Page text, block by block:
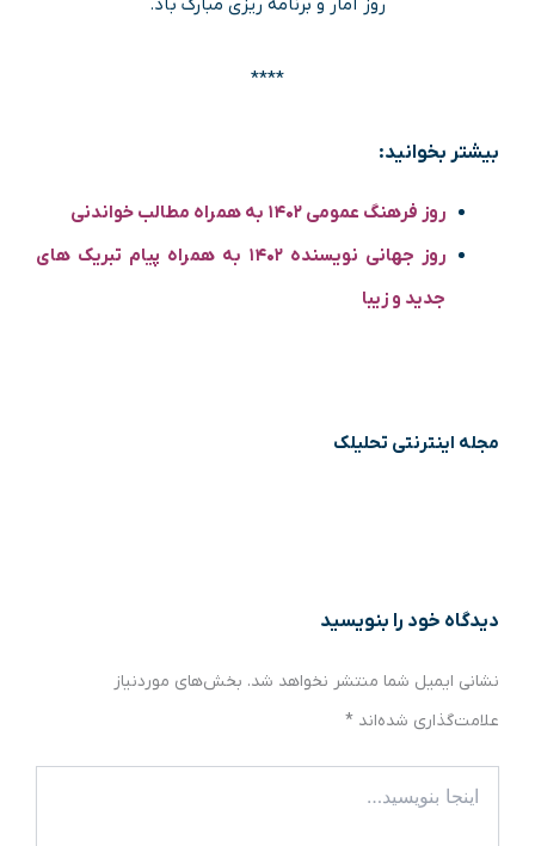
روز آمار و برنامه ریزی مبارک باد.
****
بیشتر بخوانید:
روز فرهنگ عمومی ۱۴۰۲ به همراه مطالب خواندنی
روز جهانی نویسنده ۱۴۰۲ به همراه پیام تبریک های
جدید و زیبا
مجله اینترنتی تحلیلک
دیدگاه‌ خود را بنویسید
نشانی ایمیل شما منتشر نخواهد شد. بخش‌های موردنیاز
علامت‌گذاری شده‌اند *
بنویسید…